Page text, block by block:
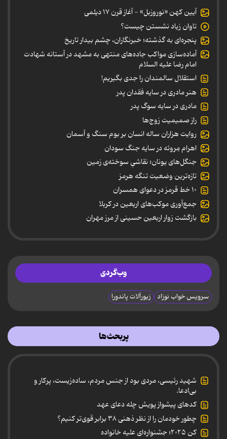
آیین کهن «نوروزبل» - آغاز قرن ۱۷ دیلمی
تاوان زیاد نشستن چیست؟
پنجره‌ای به گذشته؛ خبرنگاران، چشم بیدار تاریخ
آماده‌سازی مواکب جاده‌های منتهی به مشهد در آستانه شهادت
امام رضا علیه السلام
استقلال سالمندان را جدی بگیریم!
هنر مادری در سایه‌ فقدان پدر
مادری در سایه سوگ پدر
راز صمیمیت زوج‌ها
روایت هزاران ساله انسان بر بوم سنگ و آسمان
اهرام مِروئه در سایه جنگ سودان
جنگل‌های یونان؛ نقاشیِ سوخته‌ی زمین
تازه‌ترین وضعیت تنگه هرمز
۱۰ خط قرمز در دعوای همسران
جمع‌آوری موکب‌های اربعین در کربلا
بازگشت زوار اربعین حسینی از مرز مهران
وب‌گردی
سرویس خواب نوزاد زیورآلات پاندورا
پربحث‌ها
شهید رئیسی، مردی بود از جنس مردم، ساده‌زیست، پرکار و
بی‌ادعا.
کدهای پیشواز پویش چله دعای عهد
چطور خودمان را از نظر ذهنی ۳۸ برابر قوی‌تر کنیم؟
کن ۲۰۲۵؛ جشنواره‌ای علیه خانواده